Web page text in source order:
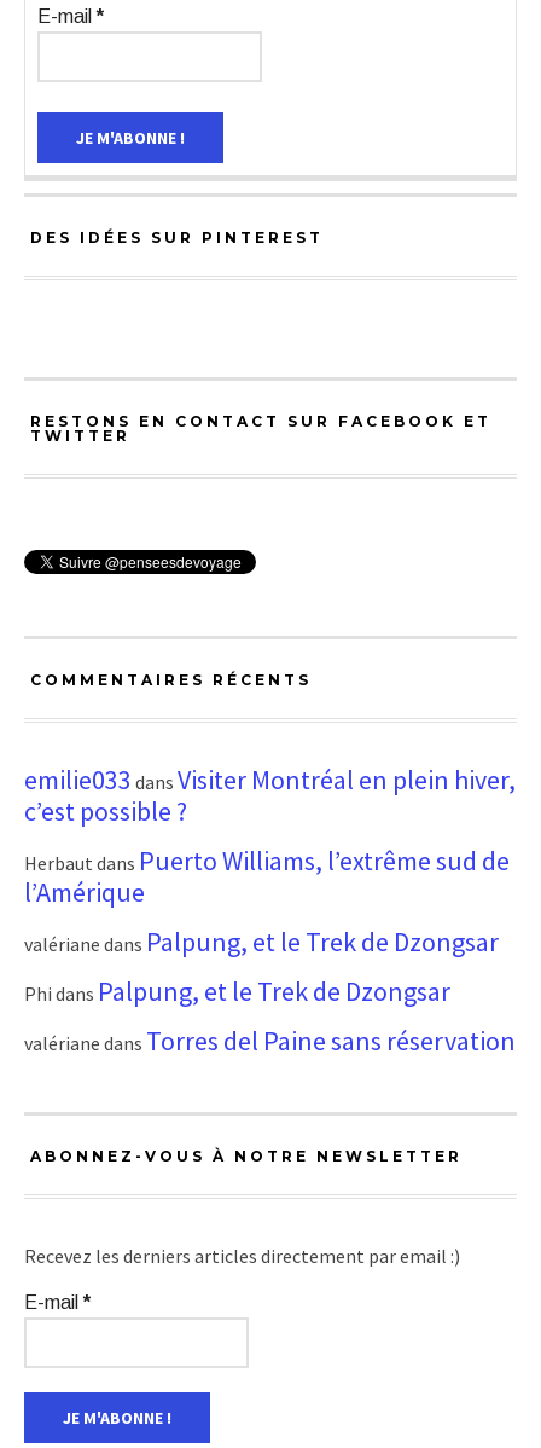
E-mail*
DES IDÉES SUR PINTEREST
RESTONS EN CONTACT SUR FACEBOOK ET
TWITTER
COMMENTAIRES RÉCENTS
emilie033 dans Visiter Montréal en plein hiver,
c’est possible ?
Herbaut dans Puerto Williams, l’extrême sud de
l’Amérique
valériane dans Palpung, et le Trek de Dzongsar
Phi dans Palpung, et le Trek de Dzongsar
valériane dans Torres del Paine sans réservation
ABONNEZ-VOUS À NOTRE NEWSLETTER
Recevez les derniers articles directement par email :)
E-mail*